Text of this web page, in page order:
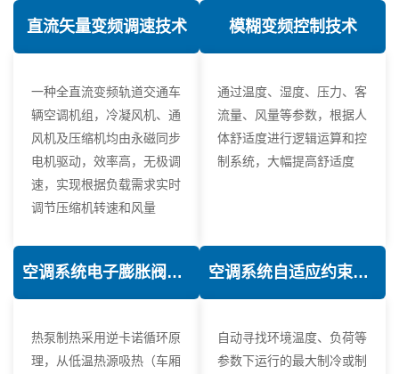
直流矢量变频调速技术
一种全直流变频轨道交通车
辆空调机组，冷凝风机、通
风机及压缩机均由永磁同步
电机驱动，效率高，无极调
速，实现根据负载需求实时
调节压缩机转速和风量
模糊变频控制技术
通过温度、湿度、压力、客
流量、风量等参数，根据人
体舒适度进行逻辑运算和控
制系统，大幅提高舒适度
空调系统电子膨胀阀热力学优化技术
热泵制热采用逆卡诺循环原
理，从低温热源吸热（车厢
空调系统自适应约束控制技术
自动寻找环境温度、负荷等
参数下运行的最大制冷或制